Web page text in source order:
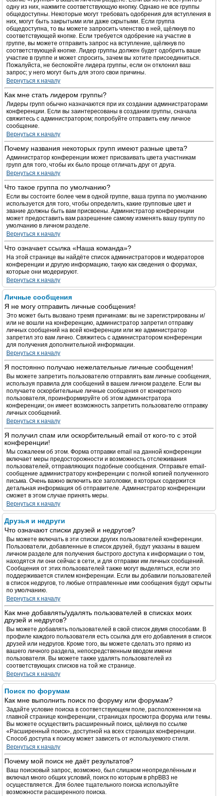
одну из них, нажмите соответствующую кнопку. Однако не все группы
общедоступны. Некоторые могут требовать одобрения для вступления в
них, могут быть закрытыми или даже скрытыми. Если группа
общедоступна, то вы можете запросить членство в ней, щёлкнув по
соответствующей кнопке. Если требуется одобрение на участие в
группе, вы можете отправить запрос на вступление, щёлкнув по
соответствующей кнопке. Лидер группы должен будет одобрить ваше
участие в группе и может спросить, зачем вы хотите присоединиться.
Пожалуйста, не беспокойте лидера группы, если он отклонил ваш
запрос; у него могут быть для этого свои причины.
Вернуться к началу
Как мне стать лидером группы?
Лидеры групп обычно назначаются при их создании администраторами
конференции. Если вы заинтересованы в создании группы, сначала
свяжитесь с администратором; попробуйте отправить ему личное
сообщение.
Вернуться к началу
Почему названия некоторых групп имеют разные цвета?
Администратор конференции может присваивать цвета участникам
групп для того, чтобы их было проще отличать друг от друга.
Вернуться к началу
Что такое группа по умолчанию?
Если вы состоите более чем в одной группе, ваша группа по умолчанию
используется для того, чтобы определить, какие групповые цвет и
звание должны быть вам присвоены. Администратор конференции
может предоставить вам разрешение самому изменять вашу группу по
умолчанию в личном разделе.
Вернуться к началу
Что означает ссылка «Наша команда»?
На этой странице вы найдёте список администраторов и модераторов
конференции и другую информацию, такую как сведения о форумах,
которые они модерируют.
Вернуться к началу
Личные сообщения
Я не могу отправить личные сообщения!
Это может быть вызвано тремя причинами: вы не зарегистрированы и/
или не вошли на конференцию, администратор запретил отправку
личных сообщений на всей конференции или же администратор
запретил это вам лично. Свяжитесь с администратором конференции
для получения дополнительной информации.
Вернуться к началу
Я постоянно получаю нежелательные личные сообщения!
Вы можете запретить пользователю отправлять вам личные сообщения,
используя правила для сообщений в вашем личном разделе. Если вы
получаете оскорбительные личные сообщения от конкретного
пользователя, проинформируйте об этом администратора
конференции; он имеет возможность запретить пользователю отправку
личных сообщений.
Вернуться к началу
Я получил спам или оскорбительный email от кого-то с этой
конференции!
Мы сожалеем об этом. Форма отправки email на данной конференции
включает меры предосторожности и возможность отслеживания
пользователей, отправляющих подобные сообщения. Отправьте email-
сообщение администратору конференции с полной копией полученного
письма. Очень важно включить все заголовки, в которых содержится
детальная информация об отправителе. Администратор конференции
сможет в этом случае принять меры.
Вернуться к началу
Друзья и недруги
Что означают списки друзей и недругов?
Вы можете включать в эти списки других пользователей конференции.
Пользователи, добавленные в список друзей, будут указаны в вашем
личном разделе для получения быстрого доступа к информации о том,
находятся ли они сейчас в сети, и для отправки им личных сообщений.
Сообщения от этих пользователей также могут выделяться, если это
поддерживается стилем конференции. Если вы добавили пользователей
в список недругов, то любые отправленные ими сообщения будут скрыты
по умолчанию.
Вернуться к началу
Как мне добавлять/удалять пользователей в списках моих
друзей и недругов?
Вы можете добавлять пользователей в свой список двумя способами. В
профиле каждого пользователя есть ссылка для его добавления в список
друзей или недругов. Кроме того, вы можете сделать это прямо из
вашего личного раздела, непосредственным вводом имени
пользователя. Вы можете также удалять пользователей из
соответствующих списков на той же странице.
Вернуться к началу
Поиск по форумам
Как мне выполнить поиск по форуму или форумам?
Задайте условие поиска в соответствующем поле, расположенном на
главной странице конференции, страницах просмотра форума или темы.
Вы можете осуществить расширенный поиск, щёлкнув по ссылке
«Расширенный поиск», доступной на всех страницах конференции.
Способ доступа к поиску может зависеть от используемого стиля.
Вернуться к началу
Почему мой поиск не даёт результатов?
Ваш поисковый запрос, возможно, был слишком неопределённым и
включал много общих условий, поиск по которым в phpBB3 не
осуществляется. Для более тщательного поиска используйте
возможности расширенного поиска.